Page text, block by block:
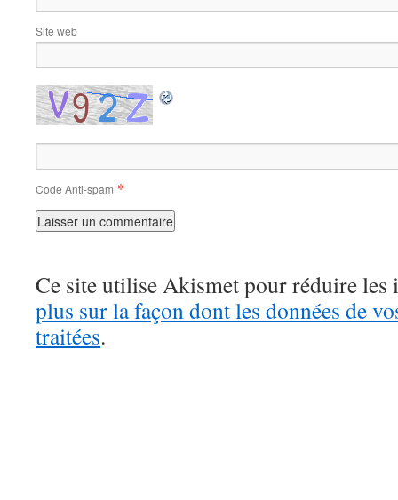
Site web
Code Anti-spam *
Ce site utilise Akismet pour réduire les
plus sur la façon dont les données de
traitées.